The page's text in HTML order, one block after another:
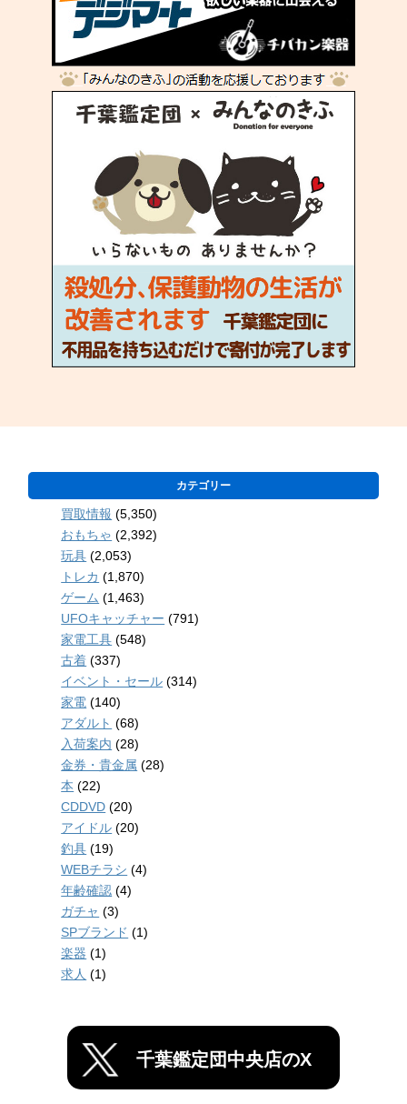
カテゴリー
買取情報 (5,350)
おもちゃ (2,392)
玩具 (2,053)
トレカ (1,870)
ゲーム (1,463)
UFOキャッチャー (791)
家電工具 (548)
古着 (337)
イベント・セール (314)
家電 (140)
アダルト (68)
入荷案内 (28)
金券・貴金属 (28)
本 (22)
CDDVD (20)
アイドル (20)
釣具 (19)
WEBチラシ (4)
年齢確認 (4)
ガチャ (3)
SPブランド (1)
楽器 (1)
求人 (1)
千葉鑑定団中央店のX